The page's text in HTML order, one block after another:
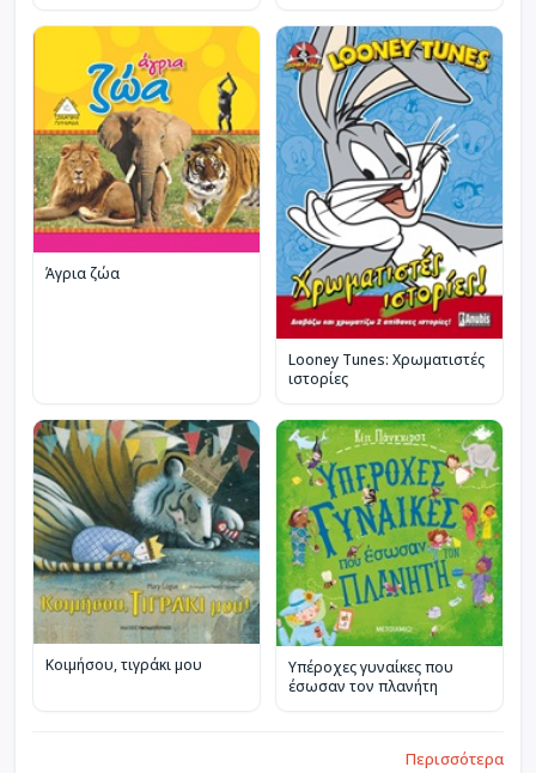
Άγρια ζώα
Looney Tunes: Χρωματιστές
ιστορίες
Κοιμήσου, τιγράκι μου
Υπέροχες γυναίκες που
έσωσαν τον πλανήτη
Περισσότερα